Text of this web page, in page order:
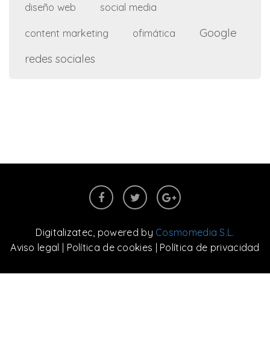
diseño web social media
content marketing ofimática Google
redes sociales
Digitalizatec, powered by Cosmomedia S.L.
Aviso legal
Política de cookies Política de privacidad